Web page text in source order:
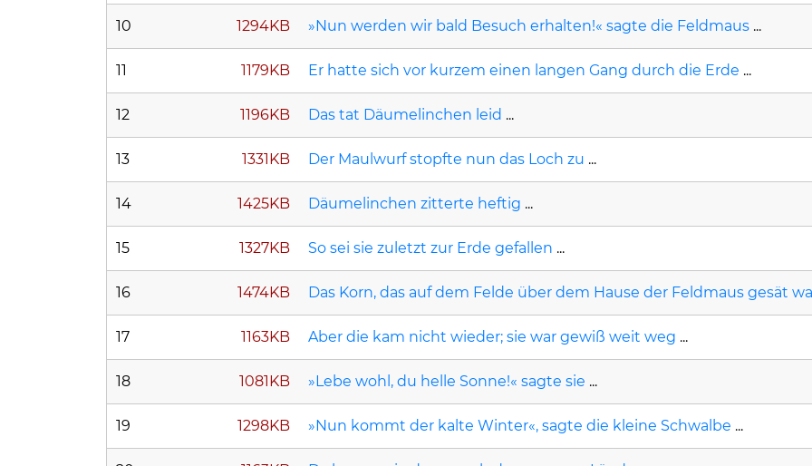
10 1294KB »Nun werden wir bald Besuch erhalten!« sagte die Feldmaus ...
11 1179KB Er hatte sich vor kurzem einen langen Gang durch die Erde ...
12 1196KB Das tat Däumelinchen leid ...
13 1331KB Der Maulwurf stopfte nun das Loch zu ...
14 1425KB Däumelinchen zitterte heftig ...
15 1327KB So sei sie zuletzt zur Erde gefallen ...
16 1474KB Das Korn, das auf dem Felde über dem Hause der Feldmaus gesät
17 1163KB Aber die kam nicht wieder; sie war gewiß weit weg ...
18 1081KB »Lebe wohl, du helle Sonne!« sagte sie ...
19 1298KB »Nun kommt der kalte Winter«, sagte die kleine Schwalbe ...